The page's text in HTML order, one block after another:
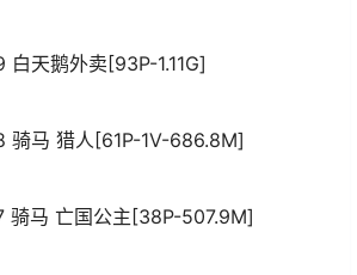
白天鹅外卖[93P-1.11G]
骑马 猎人[61P-1V-686.8M]
骑马 亡国公主[38P-507.9M]